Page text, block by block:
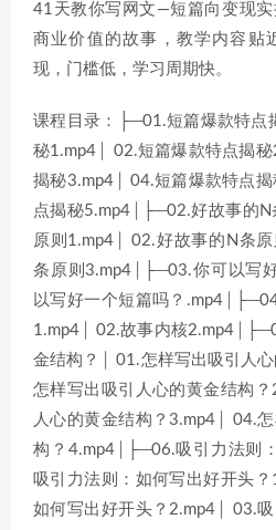
41天教你写网文—短篇向变现
商业价值的故事，教学内容贴
现，门槛低，学习周期快。
课程目录：├─01.短篇爆款特点
秘1.mp4│ 02.短篇爆款特点揭
揭秘3.mp4│ 04.短篇爆款特点
点揭秘5.mp4│├─02.好故事的
原则1.mp4│ 02.好故事的N条
条原则3.mp4│├─03.你可以写
以写好一个短篇吗？
1.mp4│ 02.故事内核
金结构？│ 01.怎样写出吸引人
怎样写出吸引人心的黄金结构？
人心的黄金结构？3.mp4│ 04.
构？4.mp4│├─06.吸引力法则
吸引力法则：如何写出好开头
如何写出好开头？2.mp4│ 03.